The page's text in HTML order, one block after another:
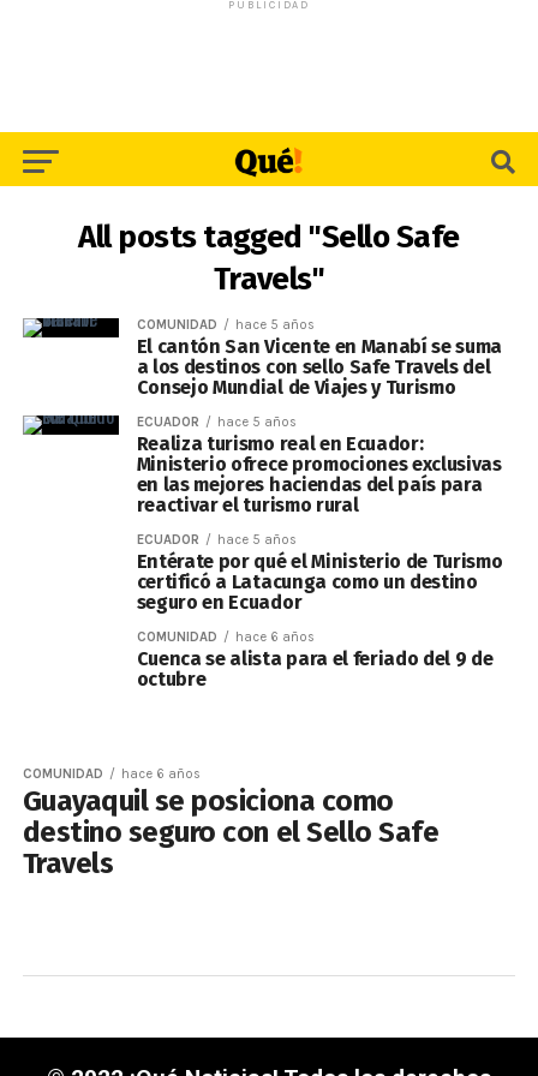
PUBLICIDAD
All posts tagged "Sello Safe
Travels"
COMUNIDAD hace 5 años
El cantón San Vicente en Manabí se suma
a los destinos con sello Safe Travels del
Consejo Mundial de Viajes y Turismo
ECUADOR hace 5 años
Realiza turismo real en Ecuador:
Ministerio ofrece promociones exclusivas
en las mejores haciendas del país para
reactivar el turismo rural
ECUADOR hace 5 años
Entérate por qué el Ministerio de Turismo
certificó a Latacunga como un destino
seguro en Ecuador
COMUNIDAD hace 6 años
Cuenca se alista para el feriado del 9 de
octubre
COMUNIDAD hace 6 años
Guayaquil se posiciona como
destino seguro con el Sello Safe
Travels